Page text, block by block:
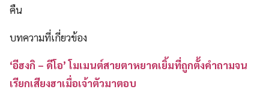
คืน
บทความที่เกี่ยวข้อง
‘อีฮงกิ – ดีโอ’ โมเมนต์สายตาหยาดเยิ้มที่ถูกตั้งคำถามจน
เรียกเสียงฮาเมื่อเจ้าตัวมาตอบ